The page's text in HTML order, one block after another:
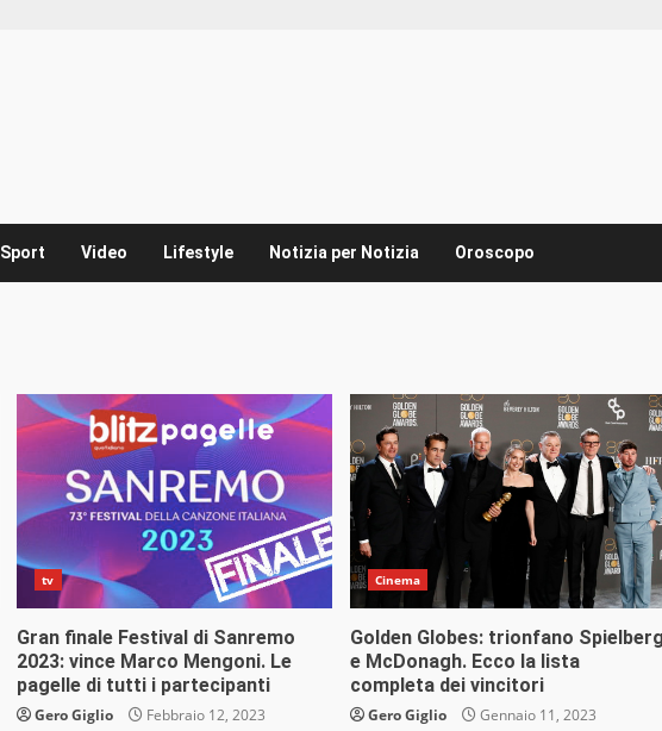
Sport Video Lifestyle Notizia per Notizia Oroscopo
tv
Gran finale Festival di Sanremo
2023: vince Marco Mengoni. Le
pagelle di tutti i partecipanti
Gero Giglio Febbraio 12, 2023
Cinema
Golden Globes: trionfano
e McDonagh. Ecco la lista
completa dei vincitori
Gero Giglio Gennaio 11, 2023